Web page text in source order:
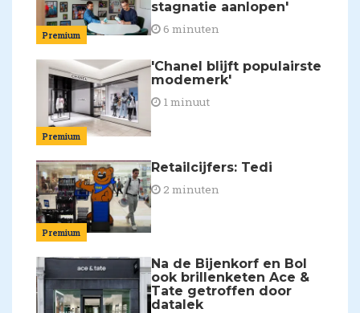
Premium
stagnatie aanlopen'
6 minuten
Premium
'Chanel blijft populairste
modemerk'
1 minuut
Premium
Retailcijfers: Tedi
2 minuten
Na de Bijenkorf en Bol
ook brillenketen Ace &
Tate getroffen door
datalek